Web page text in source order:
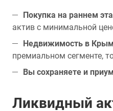
Покупка на раннем
актив с минимальной
Недвижимость в
премиальном сегменте,
Вы сохраняете и
Ликвидный